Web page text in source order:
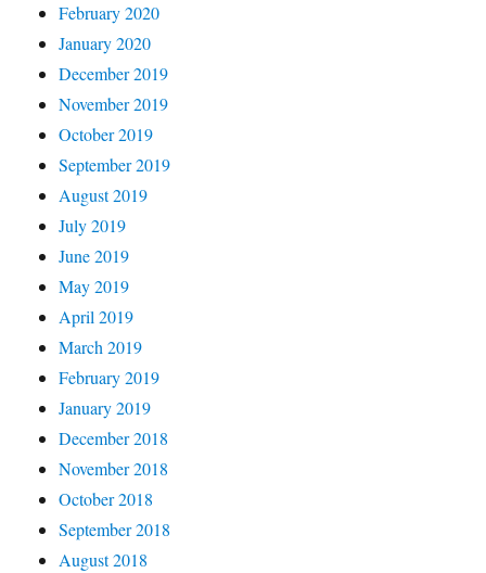
February 2020
January 2020
December 2019
November 2019
October 2019
September 2019
August 2019
July 2019
June 2019
May 2019
April 2019
March 2019
February 2019
January 2019
December 2018
November 2018
October 2018
September 2018
August 2018